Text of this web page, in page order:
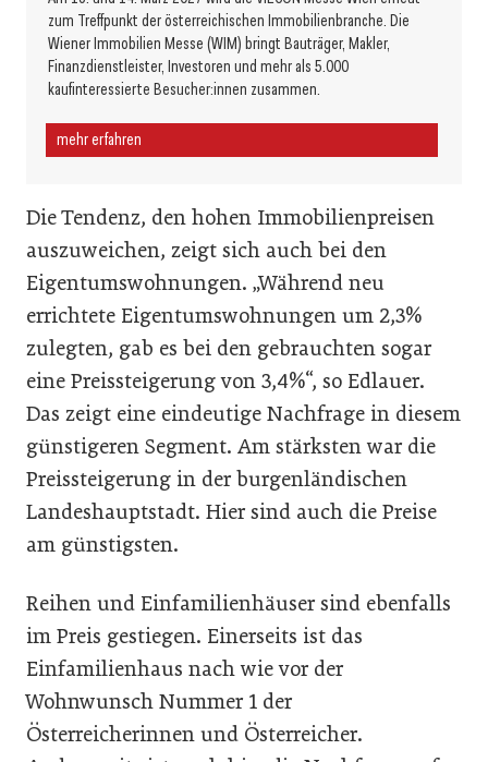
zum Treffpunkt der österreichischen Immobilienbranche. Die
Wiener Immobilien Messe (WIM) bringt Bauträger, Makler,
Finanzdienstleister, Investoren und mehr als 5.000
kaufinteressierte Besucher:innen zusammen.
mehr erfahren
Die Tendenz, den hohen Immobilienpreisen
auszuweichen, zeigt sich auch bei den
Eigentumswohnungen. „Während neu
errichtete Eigentumswohnungen um 2,3%
zulegten, gab es bei den gebrauchten sogar
eine Preissteigerung von 3,4%“, so Edlauer.
Das zeigt eine eindeutige Nachfrage in diesem
günstigeren Segment. Am stärksten war die
Preissteigerung in der burgenländischen
Landeshauptstadt. Hier sind auch die Preise
am günstigsten.
Reihen und Einfamilienhäuser sind ebenfalls
im Preis gestiegen. Einerseits ist das
Einfamilienhaus nach wie vor der
Wohnwunsch Nummer 1 der
Österreicherinnen und Österreicher.